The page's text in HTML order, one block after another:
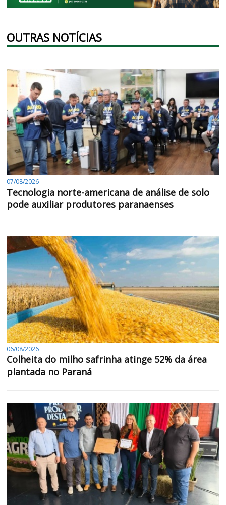
OUTRAS NOTÍCIAS
07/08/2026
Tecnologia norte-americana de análise de solo
pode auxiliar produtores paranaenses
06/08/2026
Colheita do milho safrinha atinge 52% da área
plantada no Paraná